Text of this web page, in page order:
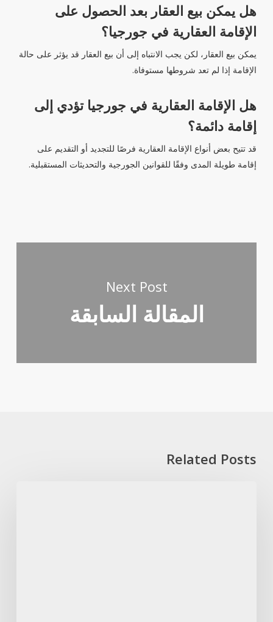
هل يمكن بيع العقار بعد الحصول على
الإقامة العقارية في جورجيا؟
يمكن بيع العقار، لكن يجب الانتباه إلى أن بيع العقار قد يؤثر على حالة
الإقامة إذا لم تعد شروطها مستوفاة.
هل الإقامة العقارية في جورجيا تؤدي إلى
إقامة دائمة؟
قد تتيح بعض أنواع الإقامة العقارية فرصًا للتجديد أو التقديم على
إقامة طويلة المدى وفقًا للقوانين الجورجية والتحديثات المستقبلية.
Next Post
المقالة السابقة
Related Posts